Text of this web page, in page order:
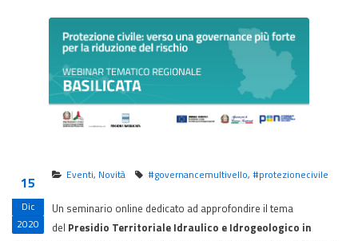
15
Dic
2020
Eventi, Novità #governancemultivello,#protezionecivile
Un seminario online dedicato ad approfondire il tema
del Presidio Territoriale Idraulico e Idrogeologico in